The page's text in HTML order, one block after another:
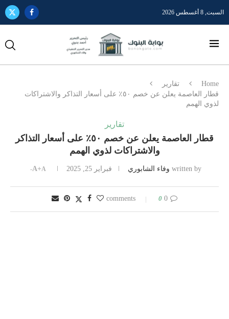
السبت, 8 أغسطس 2026
Home
تقارير
قطار العاصمة يعلن عن خصم ٥٠٪ على أسعار التذاكر والاشتراكات
لذوي الهمم
تقارير
قطار العاصمة يعلن عن خصم ٥٠٪ على أسعار التذاكر
والاشتراكات لذوي الهمم
written by وفاء الشابوري فبراير 25, 2025 A+A-
0 comments
0